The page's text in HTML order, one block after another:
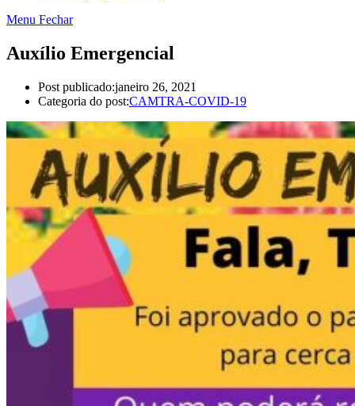
Menu Fechar
Auxílio Emergencial
Post publicado:janeiro 26, 2021
Categoria do post:CAMTRA-COVID-19